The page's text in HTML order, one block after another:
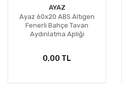
AYAZ
Ayaz 60x20 ABS Altıgen
Fenerli Bahçe Tavan
Aydınlatma Apliği
0,00 TL